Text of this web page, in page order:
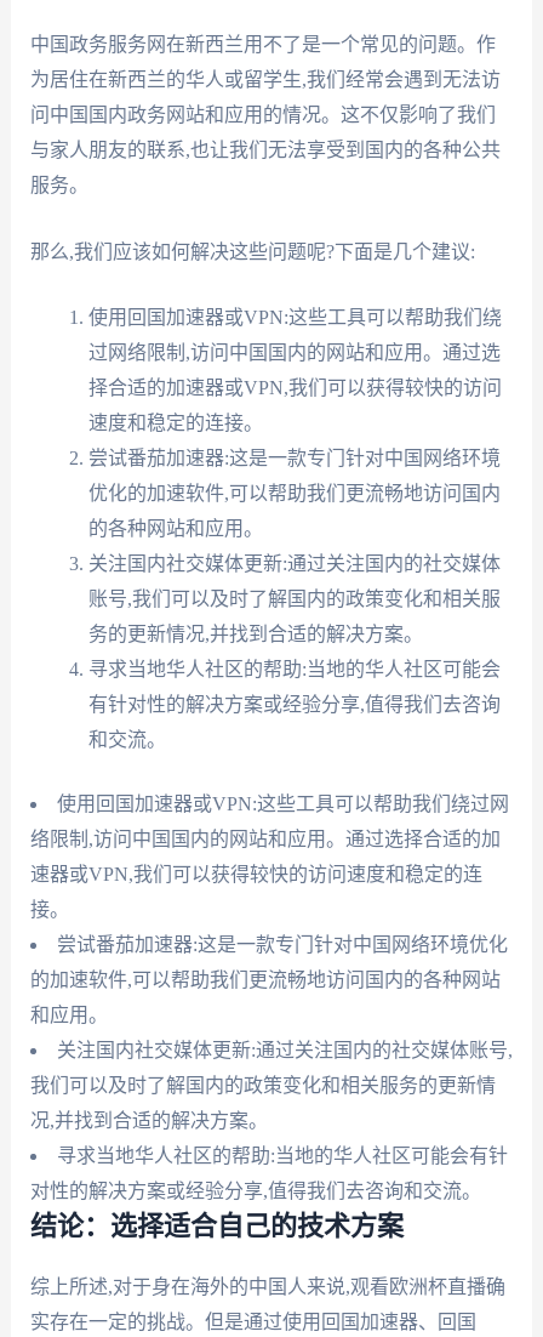
中国政务服务网在新西兰用不了是一个常见的问题。作
为居住在新西兰的华人或留学生,我们经常会遇到无法访
问中国国内政务网站和应用的情况。这不仅影响了我们
与家人朋友的联系,也让我们无法享受到国内的各种公共
服务。
那么,我们应该如何解决这些问题呢?下面是几个建议:
使用回国加速器或VPN:这些工具可以帮助我们绕
过网络限制,访问中国国内的网站和应用。通过选
择合适的加速器或VPN,我们可以获得较快的访问
速度和稳定的连接。
尝试番茄加速器:这是一款专门针对中国网络环境
优化的加速软件,可以帮助我们更流畅地访问国内
的各种网站和应用。
关注国内社交媒体更新:通过关注国内的社交媒体
账号,我们可以及时了解国内的政策变化和相关服
务的更新情况,并找到合适的解决方案。
寻求当地华人社区的帮助:当地的华人社区可能会
有针对性的解决方案或经验分享,值得我们去咨询
和交流。
使用回国加速器或VPN:这些工具可以帮助我们绕过网
络限制,访问中国国内的网站和应用。通过选择合适的加
速器或VPN,我们可以获得较快的访问速度和稳定的连
接。
尝试番茄加速器:这是一款专门针对中国网络环境优化
的加速软件,可以帮助我们更流畅地访问国内的各种网站
和应用。
关注国内社交媒体更新:通过关注国内的社交媒体账号,
我们可以及时了解国内的政策变化和相关服务的更新情
况,并找到合适的解决方案。
寻求当地华人社区的帮助:当地的华人社区可能会有针
对性的解决方案或经验分享,值得我们去咨询和交流。
结论：选择适合自己的技术方案
综上所述,对于身在海外的中国人来说,观看欧洲杯直播确
实存在一定的挑战。但是通过使用回国加速器、回国